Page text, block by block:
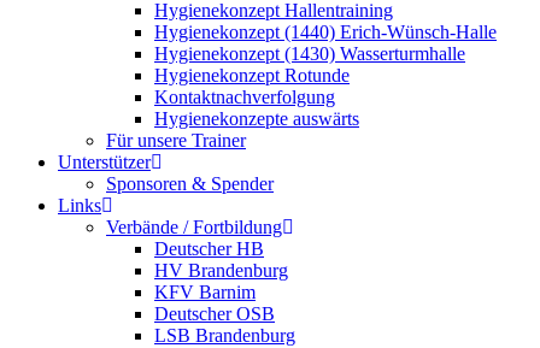
Hygienekonzept Hallentraining
Hygienekonzept (1440) Erich-Wünsch-Halle
Hygienekonzept (1430) Wasserturmhalle
Hygienekonzept Rotunde
Kontaktnachverfolgung
Hygienekonzepte auswärts
Für unsere Trainer
Unterstützer
Sponsoren & Spender
Links
Verbände / Fortbildung
Deutscher HB
HV Brandenburg
KFV Barnim
Deutscher OSB
LSB Brandenburg